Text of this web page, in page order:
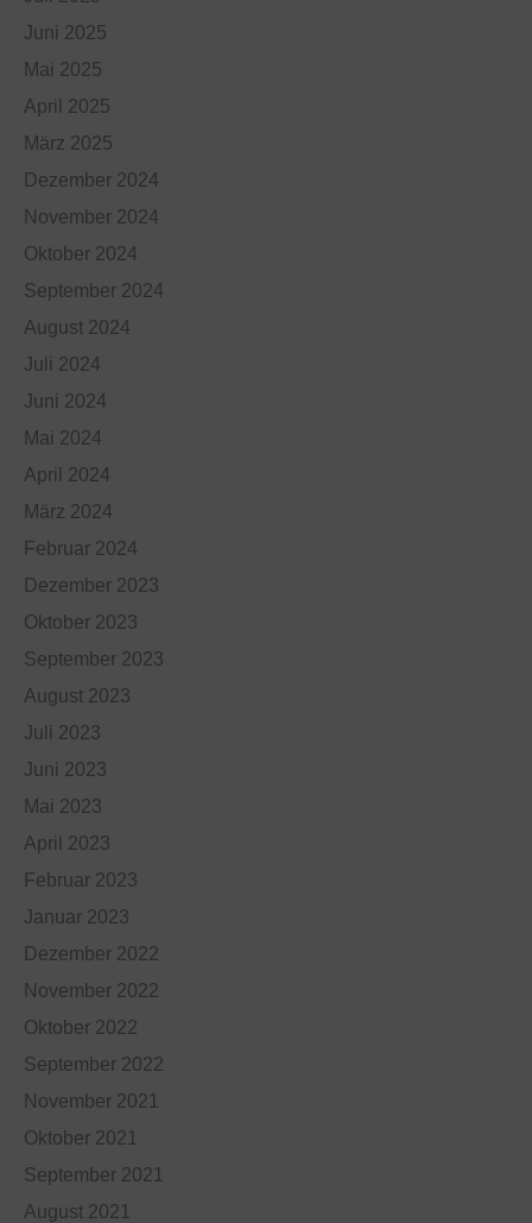
Juni 2025
Mai 2025
April 2025
März 2025
Dezember 2024
November 2024
Oktober 2024
September 2024
August 2024
Juli 2024
Juni 2024
Mai 2024
April 2024
März 2024
Februar 2024
Dezember 2023
Oktober 2023
September 2023
August 2023
Juli 2023
Juni 2023
Mai 2023
April 2023
Februar 2023
Januar 2023
Dezember 2022
November 2022
Oktober 2022
September 2022
November 2021
Oktober 2021
September 2021
August 2021